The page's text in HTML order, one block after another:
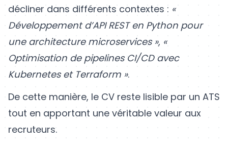
décliner dans différents contextes : «
Développement d’API REST en Python pour
une architecture microservices », «
Optimisation de pipelines CI/CD avec
Kubernetes et Terraform ».
De cette manière, le CV reste lisible par un ATS
tout en apportant une véritable valeur aux
recruteurs.